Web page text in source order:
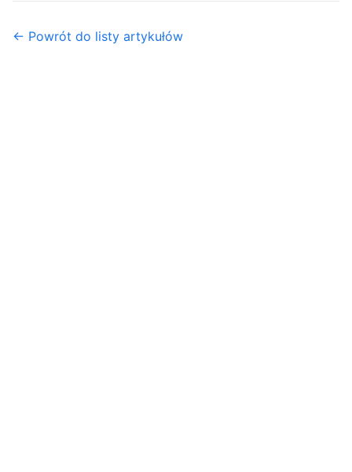
← Powrót do listy artykułów